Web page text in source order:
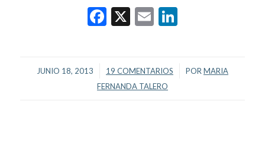
Facebook
X EmailLinkedIn
JUNIO 18, 2013
/ 19 COMENTARIOS
/ PORMARIA
FERNANDA TALERO